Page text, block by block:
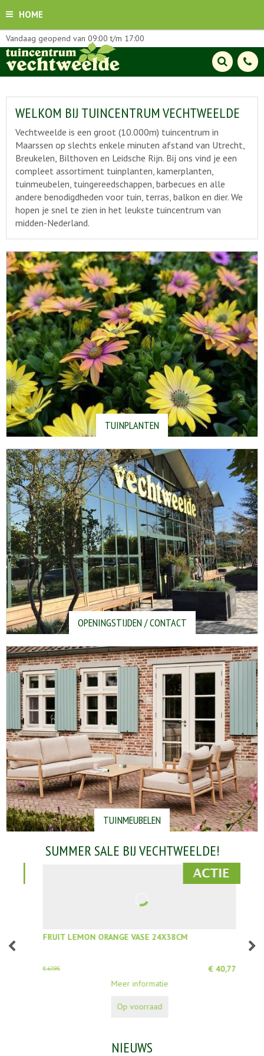
HOME
Vandaag geopend van 09:00 t/m 17:00
WELKOM BIJ TUINCENTRUM VECHTWEELDE
Vechtweelde is een groot (10.000m) tuincentrum in
Maarssen op slechts enkele minuten afstand van Utrecht,
Breukelen, Bilthoven en Leidsche Rijn. Bij ons vind je een
compleet assortiment tuinplanten, kamerplanten,
tuinmeubelen, tuingereedschappen, barbecues en alle
andere benodigdheden voor tuin, terras, balkon en dier. We
hopen je snel te zien in het leukste tuincentrum van
midden-Nederland.
TUINPLANTEN
OPENINGSTIJDEN / CONTACT
TUINMEUBELEN
SUMMER SALE BIJ VECHTWEELDE!
FRUIT LEMON ORANGE VASE 24X38CM
67,95 40,77
Meer informatie
Op voorraad
NIEUWS